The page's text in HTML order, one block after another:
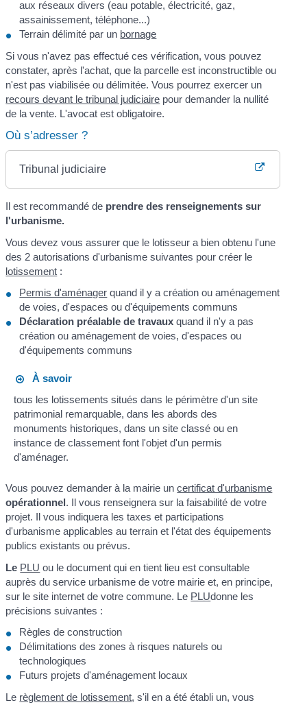
aux réseaux divers (eau potable, électricité, gaz,
assainissement, téléphone...)
Terrain délimité par un bornage
Si vous n'avez pas effectué ces vérification, vous pouvez
constater, après l'achat, que la parcelle est inconstructible ou
n'est pas viabilisée ou délimitée. Vous pourrez exercer un
recours devant le tribunal judiciaire pour demander la nullité
de la vente. L'avocat est obligatoire.
Où s’adresser ?
Tribunal judiciaire
Il est recommandé de prendre des renseignements sur
l'urbanisme.
Vous devez vous assurer que le lotisseur a bien obtenu l'une
des 2 autorisations d'urbanisme suivantes pour créer le
lotissement :
Permis d'aménager quand il y a création ou aménagement
de voies, d'espaces ou d'équipements communs
Déclaration préalable de travaux quand il n'y a pas
création ou aménagement de voies, d'espaces ou
d'équipements communs
À savoir
tous les lotissements situés dans le périmètre d'un site
patrimonial remarquable, dans les abords des
monuments historiques, dans un site classé ou en
instance de classement font l'objet d'un permis
d'aménager.
Vous pouvez demander à la mairie uncertificat d'urbanisme
opérationnel. Il vous renseignera sur la faisabilité de votre
projet. Il vous indiquera les taxes et participations
d'urbanisme applicables au terrain et l'état des équipements
publics existants ou prévus.
Le PLU ou le document qui en tient lieu est consultable
auprès du service urbanisme de votre mairie et, en principe,
sur le site internet de votre commune. Le PLUdonne les
précisions suivantes :
Règles de construction
Délimitations des zones à risques naturels ou
technologiques
Futurs projets d'aménagement locaux
Le règlement de lotissement, s'il en a été établi un, vous